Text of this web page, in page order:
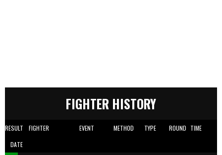
FIGHTER HISTORY
RESULT FIGHTER EVENT METHOD TYPE ROUND TIME
DATE